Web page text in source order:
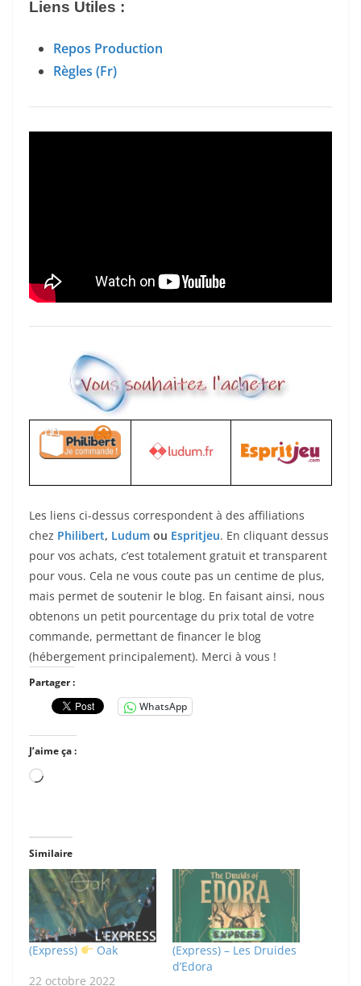
Liens Utiles :
Repos Production
Règles (Fr)
Les liens ci-dessus correspondent à des affiliations
chez Philibert, Ludum ou Espritjeu. En cliquant dessus
pour vos achats, c’est totalement gratuit et transparent
pour vous. Cela ne vous coute pas un centime de plus,
mais permet de soutenir le blog. En faisant ainsi, nous
obtenons un petit pourcentage du prix total de votre
commande, permettant de financer le blog
(hébergement principalement). Merci à vous !
Partager :
WhatsApp
J’aime ça :
Chargement…
Similaire
(Express)
Oak
22 octobre 2022
(Express) – Les Druides
d’Edora